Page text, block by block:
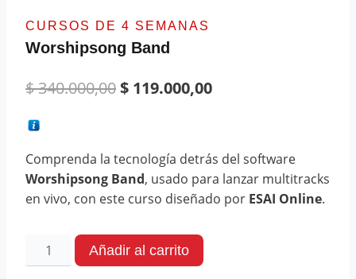
CURSOS DE 4 SEMANAS
Worshipsong Band
$340.000,00$ 119.000,00
Comprenda la tecnología detrás del software
Worshipsong Band, usado para lanzar multitracks
en vivo, con este curso diseñado por ESAI Online.
Añadir al carrito